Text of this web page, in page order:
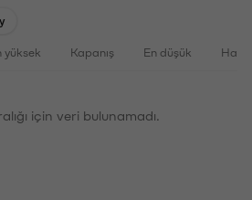
yüksek Kapanış En düşük
için veri bulunamadı.